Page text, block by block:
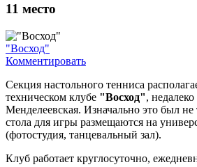
11 место
"Восход"
Комментировать
Секция настольного тенниса
техническом клубе "Восход",
Менделеевская. Изначально это был
стола для игры размещаются на
(фотостудия, танцевальный зал).
Клуб работает круглосуточно,